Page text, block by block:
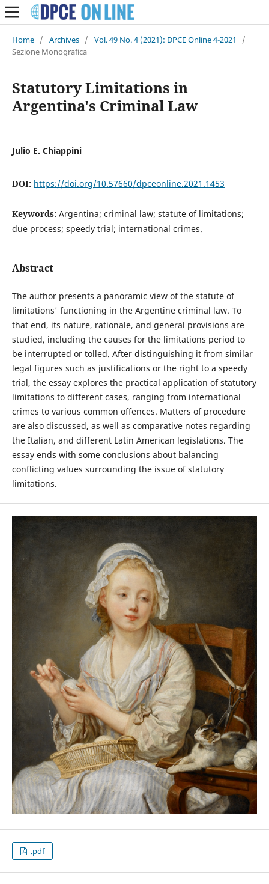
Home / Archives / Vol. 49 No. 4 (2021): DPCE Online 4-2021
/
Sezione Monografica
Statutory Limitations in
Argentina's Criminal Law
Julio E. Chiappini
DOI: https://doi.org/10.57660/dpceonline.2021.1453
Keywords: Argentina; criminal law; statute of limitations;
due process; speedy trial; international crimes.
Abstract
The author presents a panoramic view of the statute of
limitations' functioning in the Argentine criminal law. To
that end, its nature, rationale, and general provisions are
studied, including the causes for the limitations period to
be interrupted or tolled. After distinguishing it from similar
legal figures such as justifications or the right to a speedy
trial, the essay explores the practical application of statutory
limitations to different cases, ranging from international
crimes to various common offences. Matters of procedure
are also discussed, as well as comparative notes regarding
the Italian, and different Latin American legislations. The
essay ends with some conclusions about balancing
conflicting values surrounding the issue of statutory
limitations.
.pdf